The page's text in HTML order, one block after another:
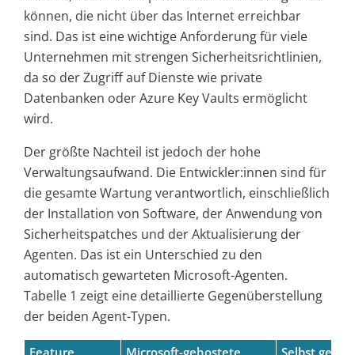
können, die nicht über das Internet erreichbar
sind. Das ist eine wichtige Anforderung für viele
Unternehmen mit strengen Sicherheitsrichtlinien,
da so der Zugriff auf Dienste wie private
Datenbanken oder Azure Key Vaults ermöglicht
wird.
Der größte Nachteil ist jedoch der hohe
Verwaltungsaufwand. Die Entwickler:innen sind für
die gesamte Wartung verantwortlich, einschließlich
der Installation von Software, der Anwendung von
Sicherheitspatches und der Aktualisierung der
Agenten. Das ist ein Unterschied zu den
automatisch gewarteten Microsoft-Agenten.
Tabelle 1 zeigt eine detaillierte Gegenüberstellung
der beiden Agent-Typen.